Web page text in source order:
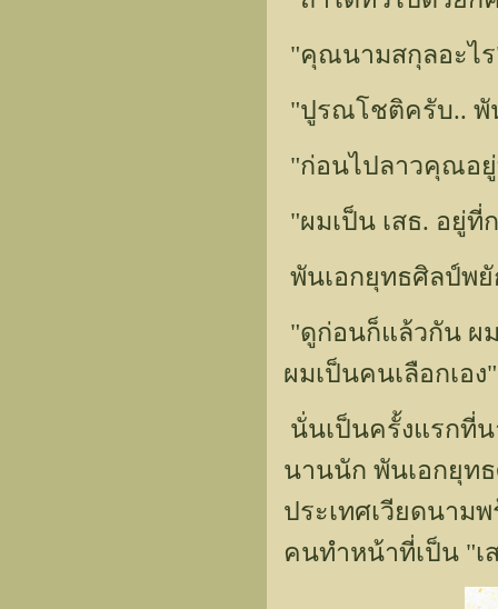
"คุณนามสกุลอะไ
"ปูรณโชติครับ..
"ก่อนไปลาวคุณอ
"ผมเป็น เสธ. อยู่
พันเอกยุทธศิลป์พ
"ดูก่อนก็แล้วกัน ผ
ผมเป็นคนเลือกเอง"
นั่นเป็นครั้งแรกที่
นานนัก พันเอกยุท
ประเทศเวียดนาม
คนทำหน้าที่เป็น "เ